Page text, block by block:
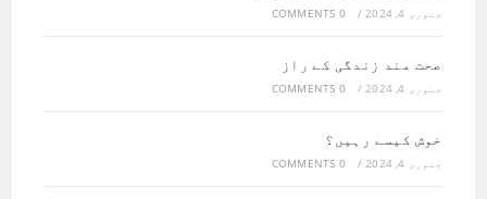
جنوری 4, 2024 /
0 COMMENTS
صحت مند زندگی کے راز
جنوری 4, 2024 /
0 COMMENTS
خوش کیسے رہیں؟
جنوری 4, 2024 /
0 COMMENTS